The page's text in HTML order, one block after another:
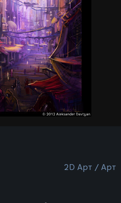
2D Арт / Арт